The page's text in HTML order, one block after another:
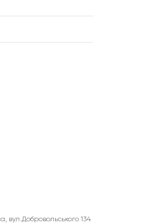
вул.Добровольського 134